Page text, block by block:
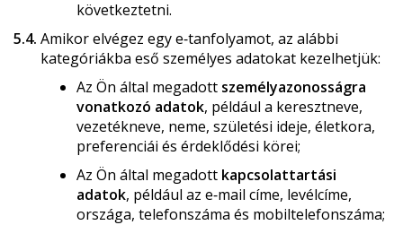
következtetni.
5.4. Amikor elvégez egy e‑tanfolyamot, az alábbi
kategóriákba eső személyes adatokat kezelhetjük:
Az Ön által megadott személyazonosságra
vonatkozó adatok, például a keresztneve,
vezetékneve, neme, születési ideje, életkora,
preferenciái és érdeklődési körei;
Az Ön által megadott kapcsolattartási
adatok, például az e‑mail címe, levélcíme,
országa, telefonszáma és mobiltelefonszáma;